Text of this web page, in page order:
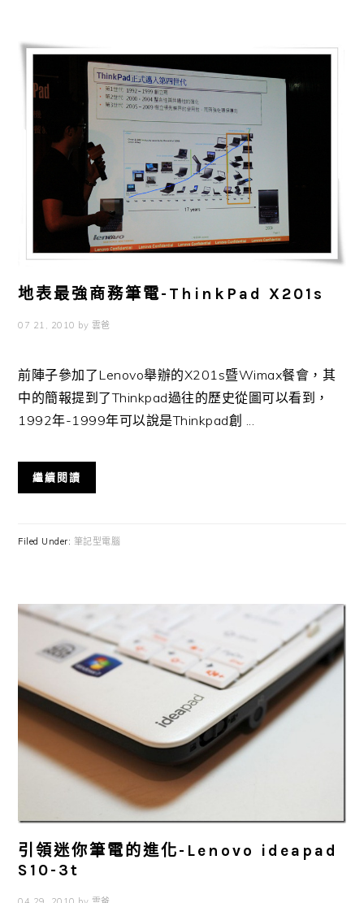
地表最強商務筆電-ThinkPad X201s
07 21, 2010 by 雲爸
前陣子參加了Lenovo舉辦的X201s暨Wimax餐會，其
中的簡報提到了Thinkpad過往的歷史從圖可以看到，
1992年-1999年可以說是Thinkpad創 ...
繼續閱讀
Filed Under: 筆記型電腦
引領迷你筆電的進化-Lenovo ideapad
S10-3t